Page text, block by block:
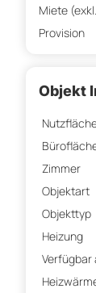
Miete
Provision
Objekt
Zimmer
Objektart
Objekttyp
Heizung
Verfügbar